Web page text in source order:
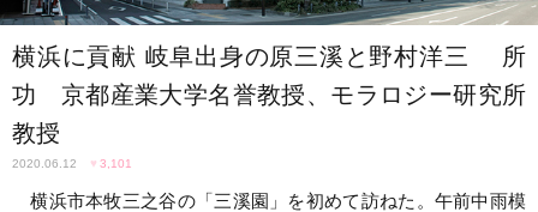
横浜に貢献 岐阜出身の原三溪と野村洋三 所
功 京都産業大学名誉教授、モラロジー研究所
教授
2020.06.12 ♥ 3,101
横浜市本牧三之谷の「三溪園」を初めて訪ねた。午前中雨模